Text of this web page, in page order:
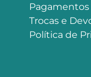
Pagamentos
Trocas e
Política de